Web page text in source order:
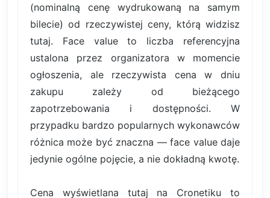
(nominalną cenę wydrukowaną na samym
bilecie) od rzeczywistej ceny, którą widzisz
tutaj. Face value to liczba referencyjna
ustalona przez organizatora w momencie
ogłoszenia, ale rzeczywista cena w dniu
zakupu zależy od bieżącego
zapotrzebowania i dostępności. W
przypadku bardzo popularnych wykonawców
różnica może być znaczna — face value daje
jedynie ogólne pojęcie, a nie dokładną kwotę.
Cena wyświetlana tutaj na Cronetiku to